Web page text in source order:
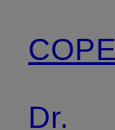
Dr.